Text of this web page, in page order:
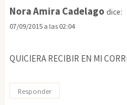
Nora Amira Cadelago dice:
07/09/2015 a las 02:04
QUICIERA RECIBIR EN MI
Responder